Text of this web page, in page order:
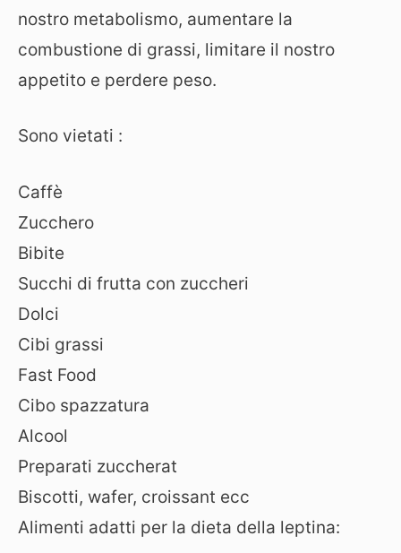
nostro metabolismo, aumentare la
combustione di grassi, limitare il nostro
appetito e perdere peso.
Sono vietati :
Caffè
Zucchero
Bibite
Succhi di frutta con zuccheri
Dolci
Cibi grassi
Fast Food
Cibo spazzatura
Alcool
Preparati zuccherat
Biscotti, wafer, croissant ecc
Alimenti adatti per la dieta della leptina: